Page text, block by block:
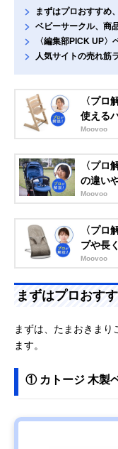
まずはプロおすすめ
ベビーサークル、商
〈編集部PICK UP
人気サイトの売れ筋
〈プロ
使える
Moovoo
〈プロ
の違い
Moovoo
〈プロ
プや長
Moovoo
まずはプロおす
まずは、たまおきまり
ます。
① カトージ 木製